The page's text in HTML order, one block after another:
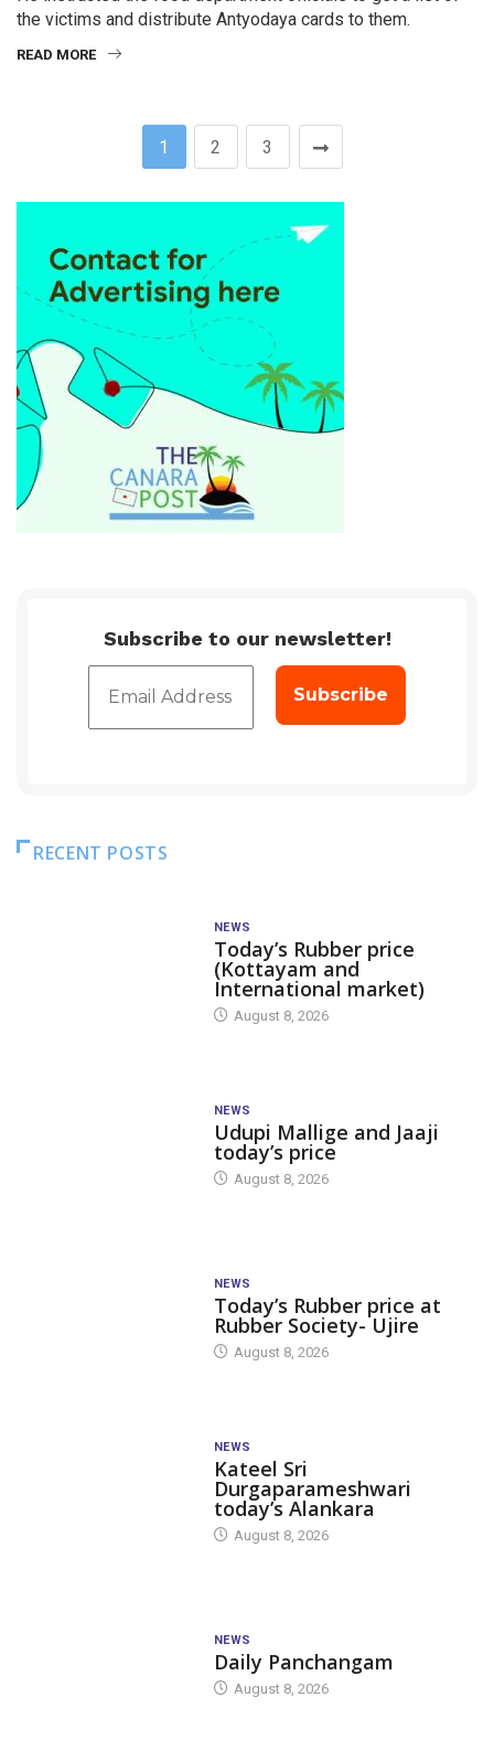
the victims and distribute Antyodaya cards to them.
READ MORE
1 2 3
Subscribe to our newsletter!
RECENT POSTS
NEWS
Today’s Rubber price
(Kottayam and
International market)
August 8, 2026
NEWS
Udupi Mallige and Jaaji
today’s price
August 8, 2026
NEWS
Today’s Rubber price at
Rubber Society- Ujire
August 8, 2026
NEWS
Kateel Sri
Durgaparameshwari
today’s Alankara
August 8, 2026
NEWS
Daily Panchangam
August 8, 2026